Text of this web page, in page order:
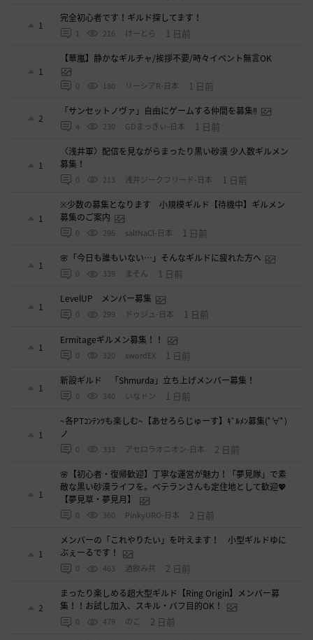
1
完全初心者です！ギルド探してます！
1 216 けーとら 1 日前
1
【華嵐】静かなギルチャ/挨拶不要/時々イベント無言OK
0 180 リーシアR-日本 1 日前
2
「サンセットノヴァ」自由にゲームする仲間を募集‼️
4 230 GDまっきぃ-日本 1 日前
1
〈浅井軍〉配信を見ながらまったり黒い砂漠 少人数ギルメン
募集！
0 213 浅井ジークフリード-日本 1 日前
1
※少数の募集となります 小規模ギルド【待機中】ギルメン
募集のご案内
0 296 saltNaCl-日本 1 日前
1
🌸「今日も誰もいない…」そんなギルドに疲れた方へ
0 339 まそん 1 日前
1
LevelUP メンバー募集
0 299 ドゥジュ-日本 1 日前
1
Ermitageギルメン募集！！
0 320 swordEX 1 日前
1
新設ギルド 「Shmurda」立ち上げメンバー募集！
0 340 いなドン 1 日前
1
~各PTｺﾝﾃﾝﾂも楽しむ~【あせろらじゅーす】ｷﾞﾙﾒﾝ募集(ﾟ∀ﾟ)
ノ
0 333 アセロラオニオン-日本 2 日前
1
🌸【初心者・復帰歓迎】丁寧な運営が魅力！「夢見隊」で素
敵な黒い砂漠ライフを。ベテランさんも定住地として歓迎💖
【夢見草・夢見月】
0 360 PinkyURO-日本 2 日前
1
メンバーの「これやりたい」を叶えます！ 小型ギルドゆに
ぶぇーるです！
0 463 酒飲み共 2 日前
2
まったり楽しめる超大型ギルド【Ring Origin】メンバー募
集！！お試し加入、スキル・バフ目的OK！
0 479 のこ 2 日前